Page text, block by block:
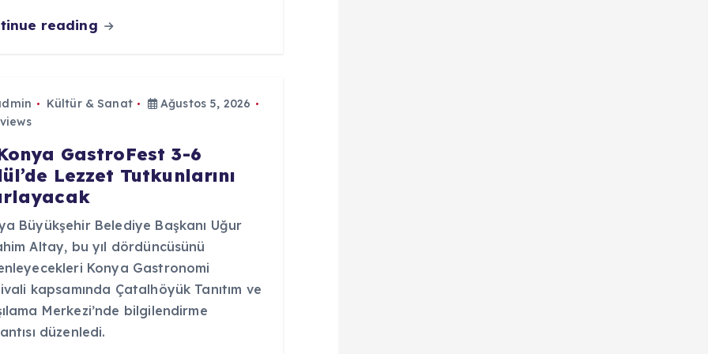
reading
Kültür & Sanat
Ağustos 5, 2026
GastroFest 3-6
Lezzet Tutkunlarını
Büyükşehir Belediye Başkanı Uğur
Altay, bu yıl dördüncüsünü
Konya Gastronomi
kapsamında Çatalhöyük Tanıtım ve
Merkezi’nde bilgilendirme
düzenledi.